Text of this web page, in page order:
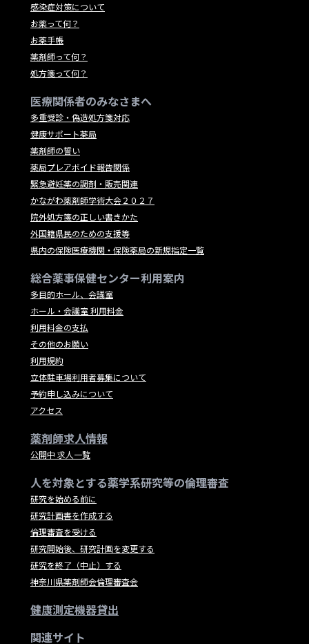
感染症対策について
お薬って何？
お薬手帳
薬剤師って何？
処方箋って何？
医療関係者のみなさまへ
多重受診・偽造処方箋対応
健康サポート薬局
薬剤師の誓い
薬局プレアボイド報告関係
緊急避妊薬の調剤・販売関連
かながわ薬剤師学術大会２０２７
院外処方箋の正しい書きかた
外国籍県民のための支援等
県内の保険医療機関・保険薬局の新規指定一覧
総合薬事保健センター利用案内
多目的ホール、会議室
ホール・会議室 利用料金
利用料金の支払
その他のお願い
利用規約
立体駐車場利用者募集について
予約申し込みについて
アクセス
薬剤師求人情報
公開中 求人一覧
人を対象とする薬学系研究等の倫理審査
研究を始める前に
研究計画書を作成する
倫理審査を受ける
研究開始後、研究計画を変更する
研究を終了（中止）する
神奈川県薬剤師会倫理審査会
健康測定機器貸出
関連サイト